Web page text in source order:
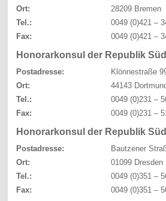
Ort:
28209 Bremen
Tel.:
0049 (0)421 –
Fax:
0049 (0)421 –
Honorarkonsul der Republik
Postadresse:
Klönnestraße
Ort:
44143
Tel.:
0049 (0)231 –
Fax:
0049 (0)231 –
Honorarkonsul der Republik
Postadresse:
Bautzener
Ort:
01099 Dresden
Tel.:
0049 (0)351 –
Fax:
0049 (0)351 –